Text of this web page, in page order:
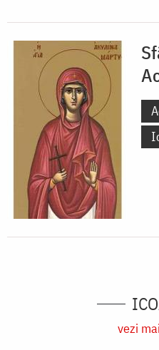
vezi